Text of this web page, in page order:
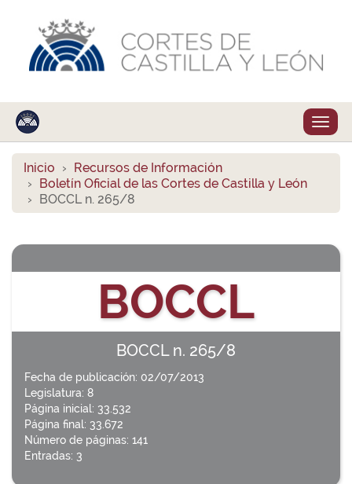
Inicio
Recursos de Información
Boletín Oficial de las Cortes de Castilla y León
BOCCL n. 265/8
BOCCL
BOCCL n. 265/8
Fecha de publicación: 02/07/2013
Legislatura: 8
Página inicial: 33.532
Página final: 33.672
Número de páginas: 141
Entradas: 3